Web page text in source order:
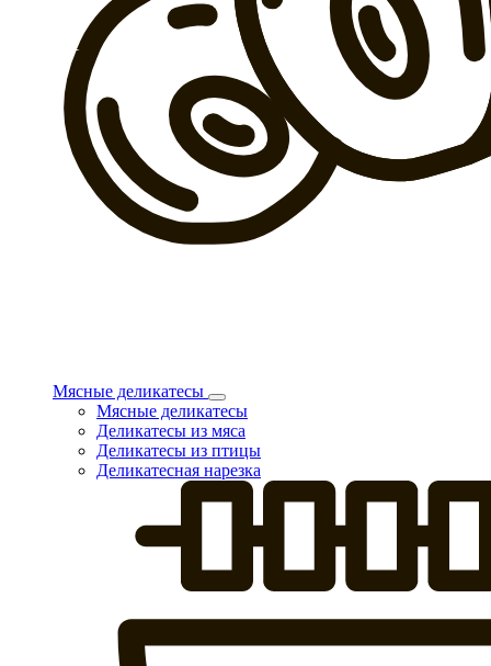
Мясные деликатесы
Мясные деликатесы
Деликатесы из мяса
Деликатесы из птицы
Деликатесная нарезка